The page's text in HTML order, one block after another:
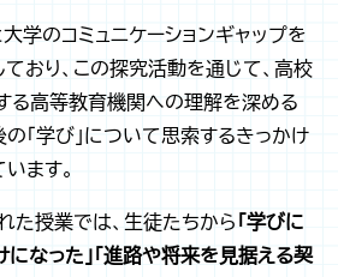
学のコミュニケーションギャップを
おり、この探究活動を通じて、高校
る高等教育機関への理解を深める
「学び」について思索するきっかけ
ます。
授業では、生徒たちから
「学びに
なった」「進路や将来を見据える契